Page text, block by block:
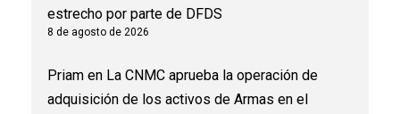
estrecho por parte de DFDS
8 de agosto de 2026
Priam en La CNMC aprueba la operación de
adquisición de los activos de Armas en el